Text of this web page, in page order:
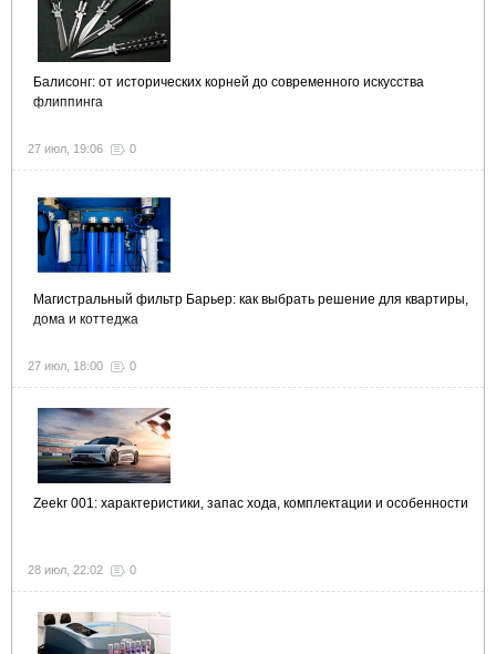
Балисонг: от исторических корней до современного искусства
флиппинга
27 июл, 19:06 0
Магистральный фильтр Барьер: как выбрать решение для квартиры,
дома и коттеджа
27 июл, 18:00 0
Zeekr 001: характеристики, запас хода, комплектации и особенности
28 июл, 22:02 0